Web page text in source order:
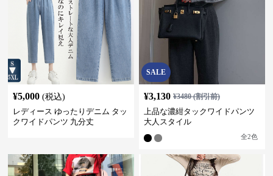
¥5,000 (税込)
レディース ゆったりデニム タッ
クワイドパンツ 九分丈
SALE
¥3,130 ¥3480(割引前)
上品な濃紺タックワイドパンツ
大人スタイル
全2色